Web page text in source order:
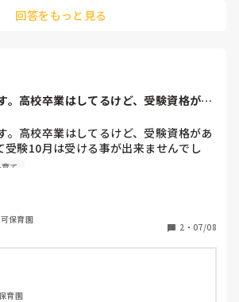
回答をもっと見る
。高校卒業はしてるけど、受験資格があ
。高校卒業はしてるけど、受験資格があ
受験10月は受ける事が出来ませんでし
です。でも今いる小規模の0から3歳の施
するけど、来年は違う場所で近くで働き
子育て支援は持っていて働ける場所ある
て
保育園
2 ・ 07/08
育園